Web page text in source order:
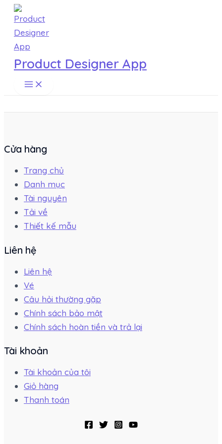
Skip
content
Product Designer App
Cửa hàng
Trang chủ
Danh mục
Tài nguyên
Tải về
Thiết kế mẫu
Liên hệ
Liên hệ
Vé
Câu hỏi thường gặp
Chính sách bảo mật
Chính sách hoàn tiền và trả lại
Tài khoản
Tài khoản của tôi
Giỏ hàng
Thanh toán